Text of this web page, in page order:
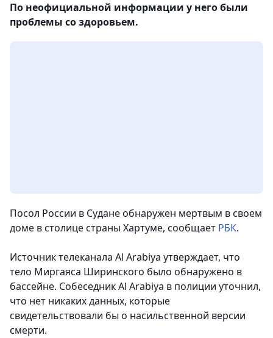
По неофициальной информации у него были
проблемы со здоровьем.
Посол России в Судане обнаружен мертвым в своем
доме в столице страны Хартуме, сообщает РБК.
Источник телеканала Al Arabiya утверждает, что
тело Миргаяса Ширинского было обнаружено в
бассейне. Собеседник Al Arabiya в полиции уточнил,
что нет никаких данных, которые
свидетельствовали бы о насильственной версии
смерти.